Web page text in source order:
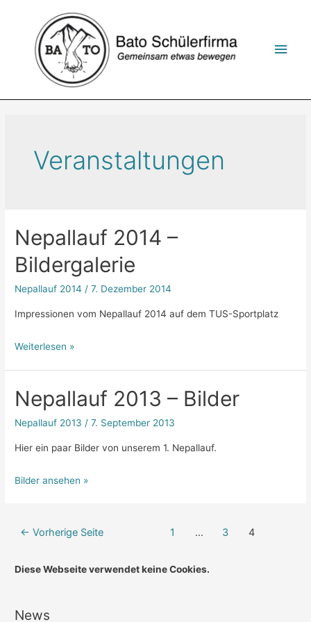
springen
Veranstaltungen
Nepallauf 2014 –
Bildergalerie
Nepallauf 2014 /7. Dezember 2014
Impressionen vom Nepallauf 2014 auf dem TUS-Sportplatz
Weiterlesen »
Nepallauf 2013 – Bilder
Nepallauf 2013 /7. September 2013
Hier ein paar Bilder von unserem 1. Nepallauf.
Bilder ansehen »
Beitragsnavigation
← Vorherige Seite 1 … 3 4
Diese Webseite verwendet keine Cookies.
News